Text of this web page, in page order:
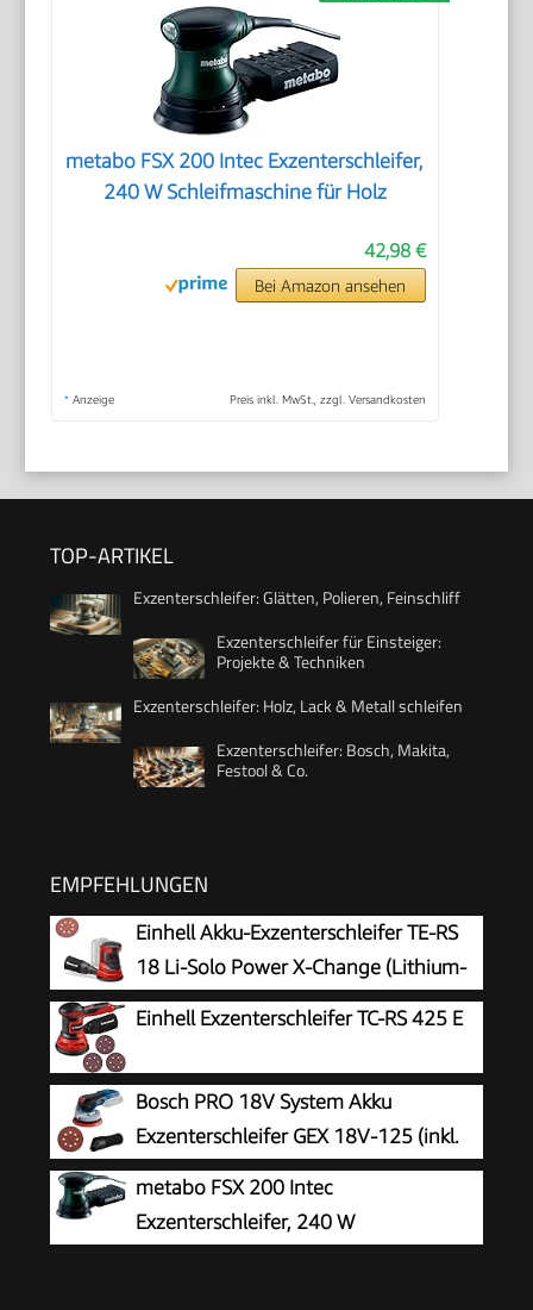
metabo FSX 200 Intec Exzenterschleifer,
240 W Schleifmaschine für Holz
42,98 €
Bei Amazon ansehen
* Anzeige Preis inkl. MwSt., zzgl. Versandkosten
TOP-ARTIKEL
Exzenterschleifer: Glätten, Polieren, Feinschliff
Exzenterschleifer für Einsteiger:
Projekte & Techniken
Exzenterschleifer: Holz, Lack & Metall schleifen
Exzenterschleifer: Bosch, Makita,
Festool & Co.
EMPFEHLUNGEN
Einhell Akku-Exzenterschleifer TE-RS
18 Li-Solo Power X-Change (Lithium-
Ionen, Drehzahl-Elektronik, Mikro-
Kletthaftung, inkl. 1x Schleifpapier P80, ohne
Akku und Ladegerät)
Einhell Exzenterschleifer TC-RS 425 E
Bosch PRO 18V System Akku
Exzenterschleifer GEX 18V-125 (inkl.
Schleifteller (125mm), 1x
Schleifpapier, Staubbeutel, ohne
Akku/Ladegerät)
metabo FSX 200 Intec
Exzenterschleifer, 240 W